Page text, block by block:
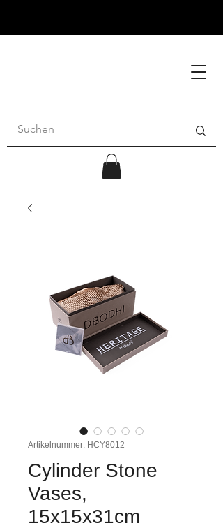
Artikelnummer: HCY8012
Cylinder Stone
Vases,
15x15x31cm